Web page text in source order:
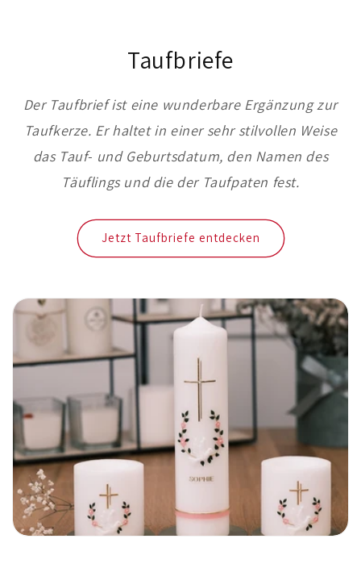
Taufbriefe
Der Taufbrief ist eine wunderbare Ergänzung zur
Taufkerze. Er haltet in einer sehr stilvollen Weise
das Tauf- und Geburtsdatum, den Namen des
Täuflings und die der Taufpaten fest.
Jetzt Taufbriefe entdecken